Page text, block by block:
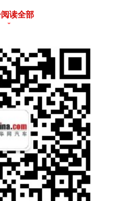
代、保时捷、本田、沃
的也是菲罗多FEROD
用原厂OE品质
用户的行驶安全。
读全部